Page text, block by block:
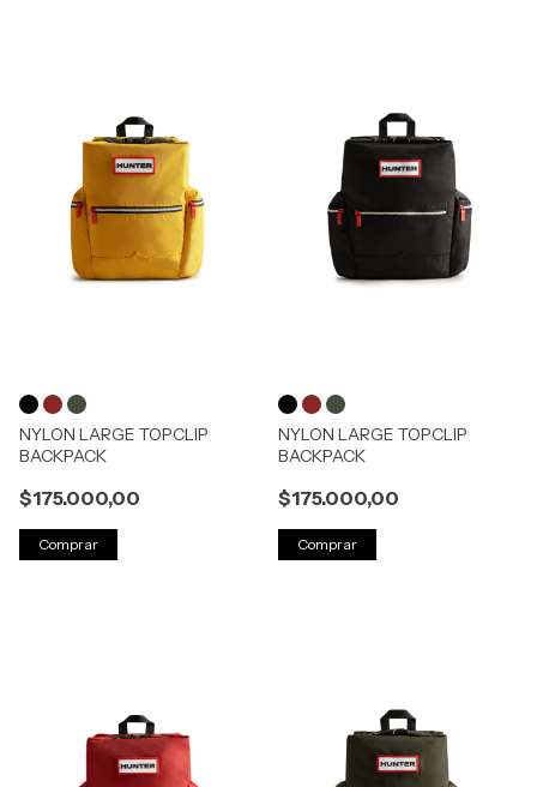
NYLON LARGE TOPCLIP
BACKPACK
$175.000,00
Comprar
NYLON LARGE TOPCLIP
BACKPACK
$175.000,00
Comprar